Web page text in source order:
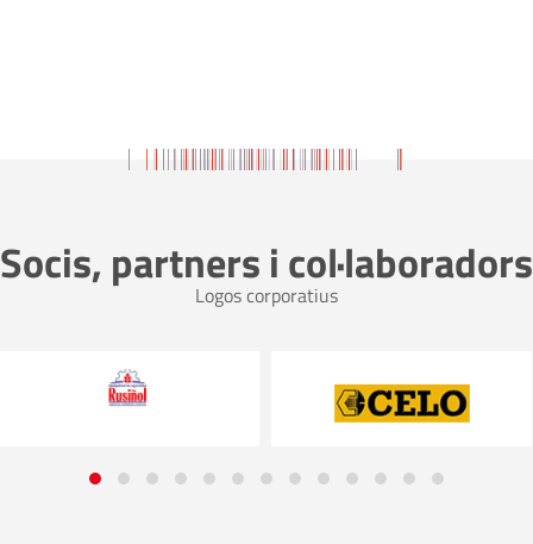
Socis, partners i col·laboradors
Logos corporatius